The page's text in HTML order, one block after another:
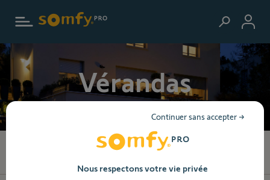
Vérandas
produits trouvés
Nous respectons votre vie privée
Continuer sans accepter →